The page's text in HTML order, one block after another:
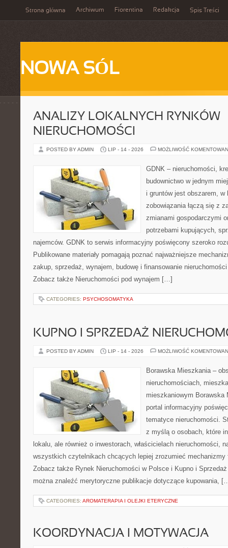
Strona główna Archiwum Fiorentina Redakcja Spis Treści
NOWA SÓL
ANALIZY LOKALNYCH RYNKÓW
NIERUCHOMOŚCI
POSTED BY ADMIN LIP - 14 - 2026 MOŻLIWOŚĆ
GDNK – nieruchomości,
budownictwo w jednym
i gruntów jest obszarem, w
zobowiązania łączą się z
zmianami gospodarczymi
potrzebami kupujących,
najemców. GDNK to serwis informacyjny poświęcony szeroko
Publikowane materiały pomagają poznać najważniejsze
zakup, sprzedaż, wynajem, budowę i finansowanie
Zobacz także Nieruchomości pod wynajem […]
CATEGORIES: PSYCHOSOMATYKA
KUPNO I SPRZEDAŻ
POSTED BY ADMIN LIP - 14 - 2026 MOŻLIWOŚĆ
Borawska Mieszkania –
nieruchomościach,
mieszkaniowym Borawska
portal informacyjny
tematyce nieruchomości.
z myślą o osobach, które
lokalu, ale również o inwestorach, właścicielach nieruchomości,
wszystkich czytelnikach chcących lepiej zrozumieć mechanizmy
Zobacz także Rynek Nieruchomości w Polsce i Kupno i
można znaleźć merytoryczne publikacje dotyczące kupowania,
CATEGORIES: AROMATERAPIA I OLEJKI ETERYCZNE
KOORDYNACJA I MOTYWACJA